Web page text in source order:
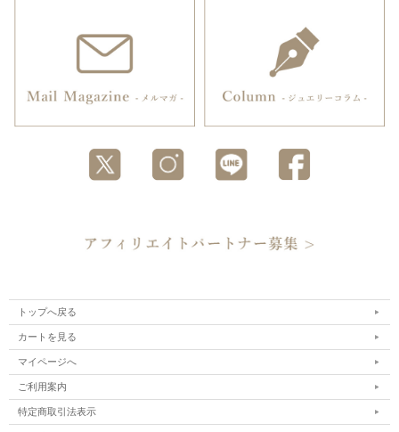
トップへ戻る
カートを見る
マイページへ
ご利用案内
特定商取引法表示